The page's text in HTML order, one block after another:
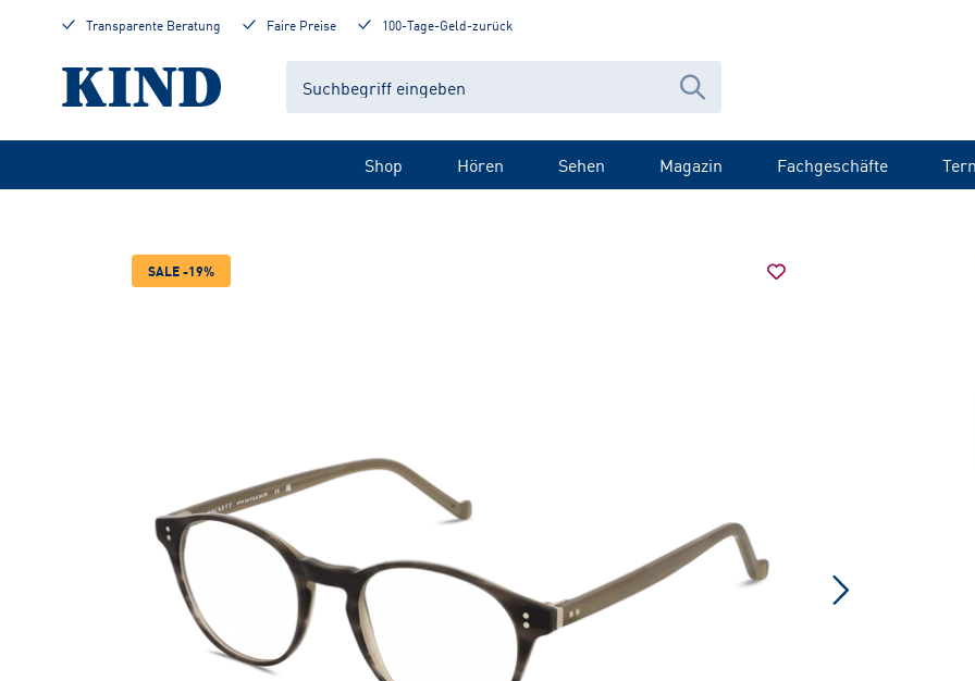
Transparente Beratung Faire Preise 100-Tage-Geld-zurück
Shop Hören Sehen Magazin Fachgeschäfte
SALE -19%